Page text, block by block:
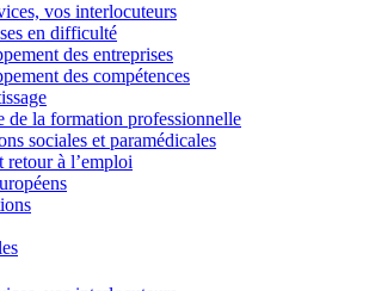
vos interlocuteurs
en difficulté
des entreprises
des compétences
de la formation professionnelle
sociales et paramédicales
retour à l’emploi